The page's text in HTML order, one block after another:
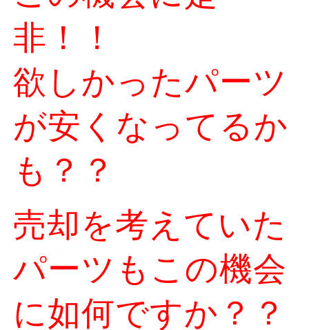
非！！
欲しかったパーツ
が安くなってるか
も？？
売却を考えていた
パーツもこの機会
に如何ですか？？